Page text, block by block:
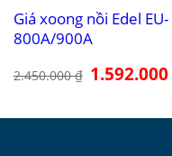
Giá xoong nồi Edel EU-
800A/900A
2.450.000₫ Giá
gốc
1.592.000